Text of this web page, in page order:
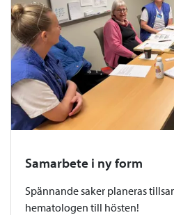
Samarbete i ny form
Spännande saker planeras
hematologen till hösten!